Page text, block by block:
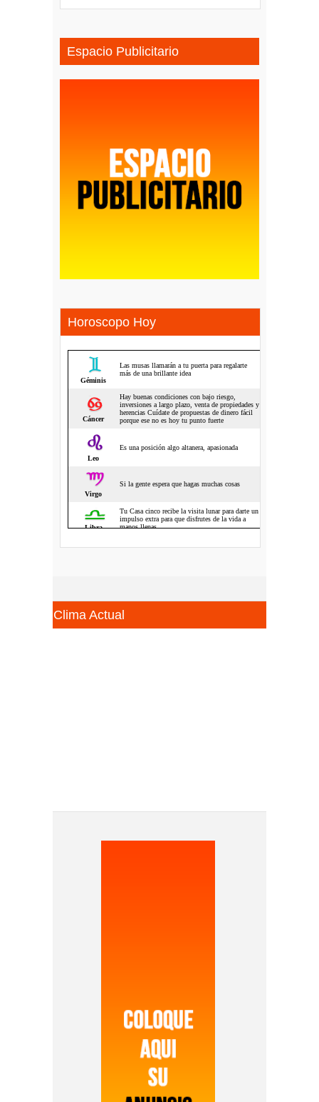
Espacio Publicitario
Horoscopo Hoy
Clima Actual